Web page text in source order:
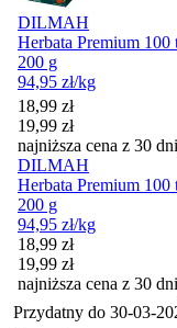
DILMAH
Herbata Premium 100
200 g
94,95 zł/kg
Cena promocyjna
18,99 zł
19,99 zł
najniższa cena z 30
DILMAH
Herbata Premium 100
200 g
94,95 zł/kg
Cena promocyjna
18,99 zł
19,99 zł
najniższa cena z 30
Przydatny do 30-03-